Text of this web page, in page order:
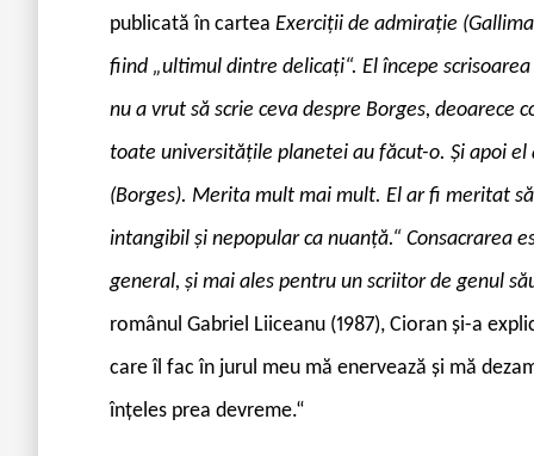
publicată în cartea Exerciții de admirație
fiind „ultimul dintre delicați“. El începe
nu a vrut să scrie ceva despre Borges, deoarece
toate universitățile planetei au făcut-o. Și apoi
(Borges). Merita mult mai mult. El ar fi meritat
intangibil și nepopular ca nuanță.“ Consacrarea
general, și mai ales pentru un scriitor de genul
românul Gabriel Liiceanu (1987), Cioran și-a
care îl fac în jurul meu mă enervează și mă
înțeles prea devreme.“